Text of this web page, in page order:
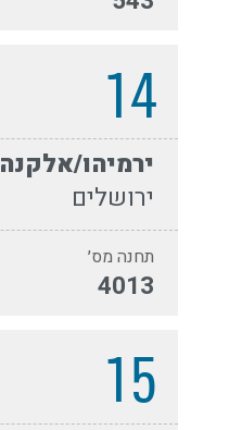
14
ירמיהו/אלקנה
ירושלים
תחנה מס׳
4013
15